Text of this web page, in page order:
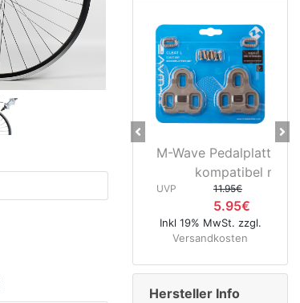
M-Wave Pedalplatten grau 5°
kompatibel mit...
11.95€
Inkl 19% MwSt. zzgl.
Versandkosten
UVP
Inkl 19%
Previous
Hersteller Info